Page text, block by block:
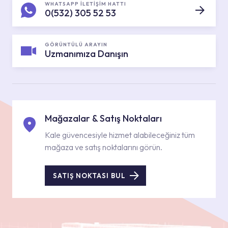
WHATSAPP İLETİŞİM HATTI
0(532) 305 52 53
GÖRÜNTÜLÜ ARAYIN
Uzmanımıza Danışın
Mağazalar & Satış Noktaları
Kale güvencesiyle hizmet alabileceğiniz tüm
mağaza ve satış noktalarını görün.
SATIŞ NOKTASI BUL